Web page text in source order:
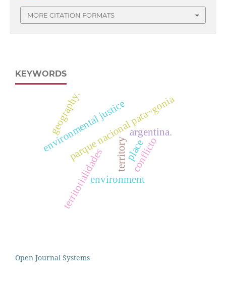
MORE CITATION FORMATS
KEYWORDS
territorialidades conflicto
parque nacional pata¬gonia
argentina.
environment
territoryplace
environmental justice
geography.
Open Journal Systems